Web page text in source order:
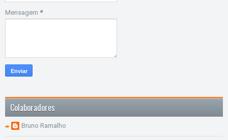
Mensagem *
Colaboradores
Bruno Ramalho